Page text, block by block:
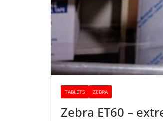
TABLETS ZEBRA
Zebra ET60 –